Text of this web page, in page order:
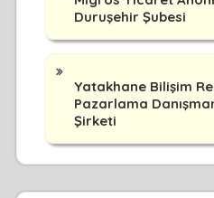
Duruşehir Şubesi
Yatakhane Bilişim
Pazarlama
Şirketi